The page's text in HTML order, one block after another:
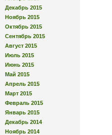
Декабрь 2015
Ноябрь 2015
Октябрь 2015
Сентябрь 2015
Август 2015
Июль 2015
Июнь 2015
Май 2015
Апрель 2015
Март 2015
Февраль 2015
Январь 2015
Декабрь 2014
Ноябрь 2014